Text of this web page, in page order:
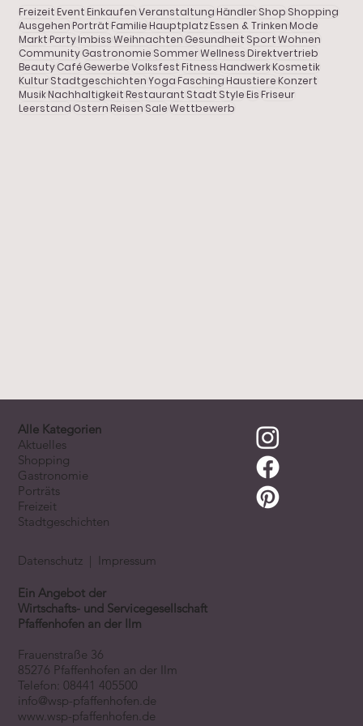
DOLCE VITA in Pfaffenhofen
FreizeitEventEinkaufenVeranstaltungHändlerShop Shopping
AusgehenPorträtFamilieHauptplatzEssen & TrinkenMode
MarktPartyImbiss Weihnachten Gesundheit Sport Wohnen
CommunityGastronomie SommerWellnessDirektvertrieb
BeautyCaféGewerbeVolksfestFitnessHandwerkKosmetik
KulturStadtgeschichten YogaFaschingHaustiereKonzert
MusikNachhaltigkeitRestaurant Stadt StyleEisFriseur
Leerstand OsternReisen Sale Wettbewerb
Shopping
Gastronomie
Porträt
Ein Angebot der
Wirtschafts- und Servicegesellschaft
Pfaffenhofen an der Ilm
Frauenstraße 36
85276 Pfaffenhofen an der Ilm
Telefon:08441 405500
info@wsp-pfaffenhofen.de
www.wsp-pfaffenhofen.de
Alle Kategorien
Aktuelles
Shopping
Gastronomie
Porträts
Freizeit
Stadtgeschichten
Datenschutz | Impressum